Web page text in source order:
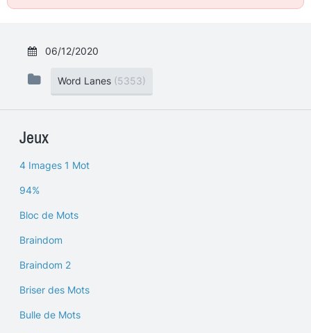
06/12/2020
Word Lanes (5353)
Jeux
4 Images 1 Mot
94%
Bloc de Mots
Braindom
Braindom 2
Briser des Mots
Bulle de Mots